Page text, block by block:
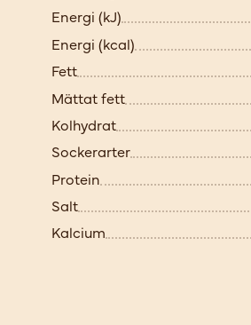
Energi (kJ)
Energi (kcal)
Fett
Mättat fett
Kolhydrat
Sockerarter
Protein
Salt
Kalcium